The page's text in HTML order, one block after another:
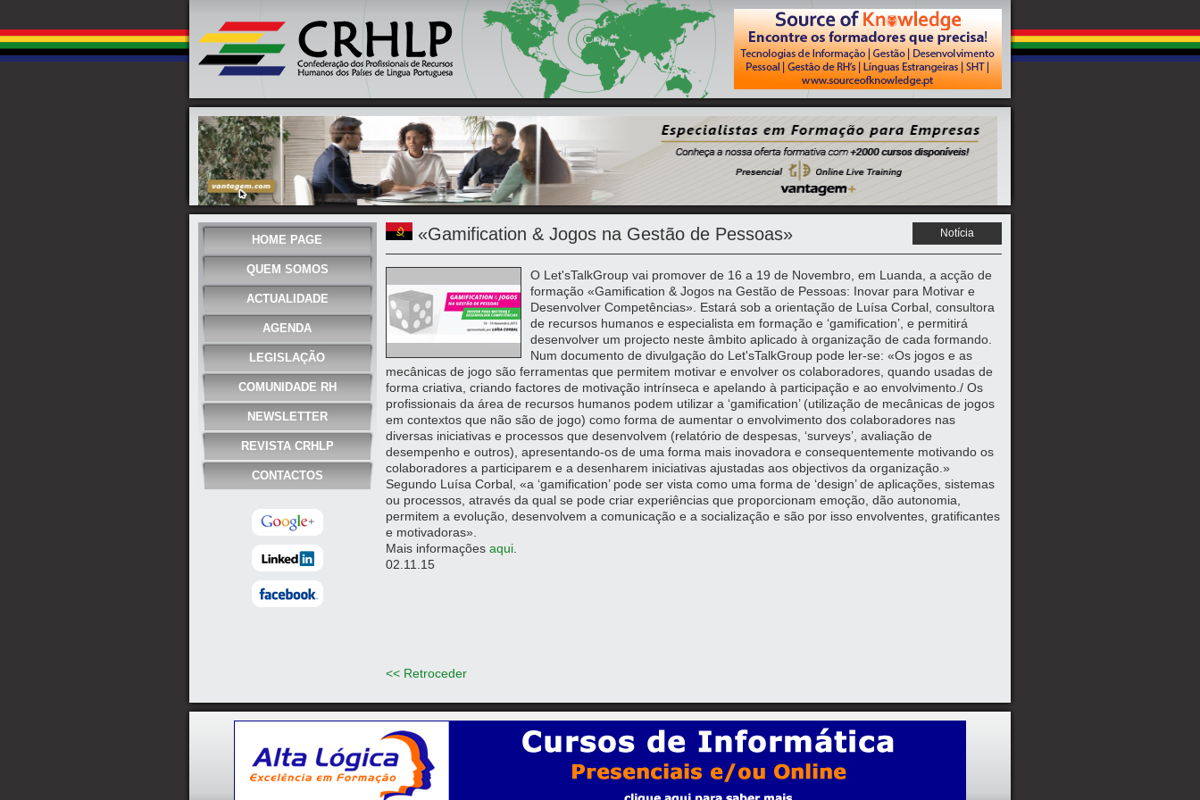
HOME PAGE
QUEM SOMOS
ACTUALIDADE
AGENDA
LEGISLAÇÃO
COMUNIDADE RH
NEWSLETTER
REVISTA CRHLP
CONTACTOS
«Gamification & Jogos na Gestão de Pessoas» Notícia
O Let'sTalkGroup vai promover de 16 a 19 de Novembro, em Luanda, a acção de
formação «Gamification & Jogos na Gestão de Pessoas: Inovar para Motivar e
Desenvolver Competências». Estará sob a orientação de Luísa Corbal, consultora
de recursos humanos e especialista em formação e ‘gamification’, e permitirá
desenvolver um projecto neste âmbito aplicado à organização de cada formando.
Num documento de divulgação do Let'sTalkGroup pode ler-se: «Os jogos e as
mecânicas de jogo são ferramentas que permitem motivar e envolver os colaboradores, quando usadas de
forma criativa, criando factores de motivação intrínseca e apelando à participação e ao envolvimento./ Os
profissionais da área de recursos humanos podem utilizar a ‘gamification’ (utilização de mecânicas de jogos
em contextos que não são de jogo) como forma de aumentar o envolvimento dos colaboradores nas
diversas iniciativas e processos que desenvolvem (relatório de despesas, ‘surveys’, avaliação de
desempenho e outros), apresentando-os de uma forma mais inovadora e consequentemente motivando os
colaboradores a participarem e a desenharem iniciativas ajustadas aos objectivos da organização.»
Segundo Luísa Corbal, «a ‘gamification’ pode ser vista como uma forma de ‘design’ de aplicações, sistemas
ou processos, através da qual se pode criar experiências que proporcionam emoção, dão autonomia,
permitem a evolução, desenvolvem a comunicação e a socialização e são por isso envolventes, gratificantes
e motivadoras».
Mais informações aqui
02.11.15
<< Retroceder